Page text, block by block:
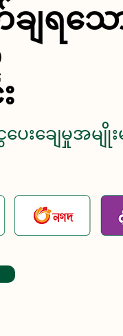
ချရသေ
ေးချေမှုအမ